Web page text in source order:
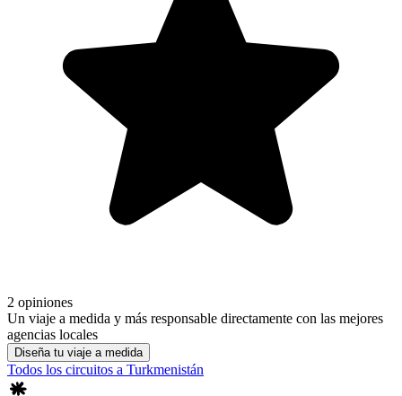
2 opiniones
Un viaje a medida y más responsable directamente con las mejores
agencias locales
Diseña tu viaje a medida
Todos los circuitos a Turkmenistán